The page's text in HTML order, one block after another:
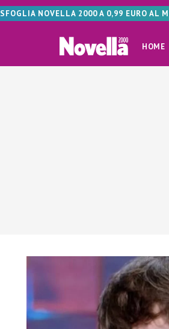
SFOGLIA NOVELLA 2000 A 0,99 EURO AL
HOME